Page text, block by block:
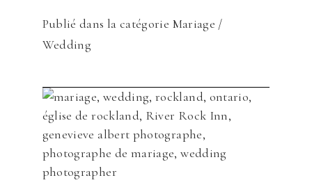
Publié dans la catégorie Mariage /
Wedding